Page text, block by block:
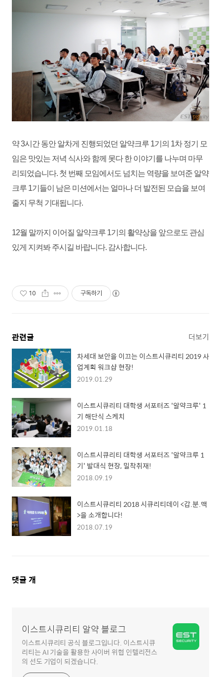
약 3시간 동안 알차게 진행되었던 알약크루 1기의 1차 정기 모
임은 맛있는 저녁 식사와 함께 못다 한 이야기를 나누며 마무
리되었습니다. 첫 번째 모임에서도 넘치는 역량을 보여준 알약
크루 1기들이 남은 미션에서는 얼마나 더 발전된 모습을 보여
줄지 무척 기대됩니다.
12월 말까지 이어질 알약크루 1기의 활약상을 앞으로도 관심
있게 지켜봐 주시길 바랍니다. 감사합니다.
10 구독하기
관련글 더보기
차세대 보안을 이끄는 이스트시큐리티 2019 사
업계획 워크샵 현장!
2019.01.29
이스트시큐리티 대학생 서포터즈 '알약크루' 1
기 해단식 스케치
2019.01.18
이스트시큐리티 대학생 서포터즈 '알약크루 1
기' 발대식 현장, 밀착취재!
2018.09.19
이스트시큐리티 2018 시큐리티데이 <갑.분.맥
>을 소개합니다!
2018.07.19
댓
댓글 개
이스트시큐리티 알약 블로그
이스트시큐리티 공식 블로그입니다. 이스트시큐
리티는 AI 기술을 활용한 사이버 위협 인텔리전스
의 선도 기업이 되겠습니다.